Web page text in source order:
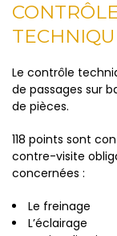
Le contrôle
de passages sur
de pièces.
118 points sont
contre-visite
concernées :
Le freinage
L’éclairage